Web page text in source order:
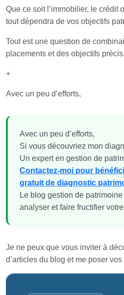
Que ce soit l’immobilier, le crédit
tout dépendra de vos objectifs
Tout est une question de
placements et des objectifs précis.
+
Avec un peu d’efforts,
Avec un peu d’efforts,
Si vous découvriez mon
Un expert en gestion de
Contactez-moi pour
gratuit de diagnostic
Le blog gestion de
analyser et faire fructifier
Je ne peux que vous inviter à
d’articles du blog et me poser